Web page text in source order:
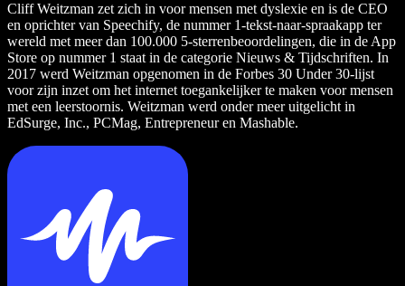
Cliff Weitzman zet zich in voor mensen met dyslexie en is de CEO
en oprichter van Speechify, de nummer 1-tekst-naar-spraakapp ter
wereld met meer dan 100.000 5-sterrenbeoordelingen, die in de App
Store op nummer 1 staat in de categorie Nieuws & Tijdschriften. In
2017 werd Weitzman opgenomen in de Forbes 30 Under 30-lijst
voor zijn inzet om het internet toegankelijker te maken voor mensen
met een leerstoornis. Weitzman werd onder meer uitgelicht in
EdSurge, Inc., PCMag, Entrepreneur en Mashable.